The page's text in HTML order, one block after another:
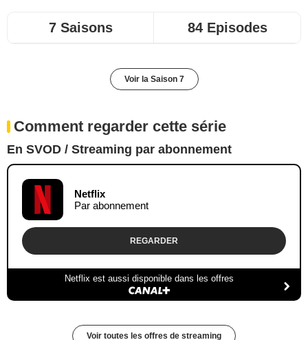
7 Saisons 84 Episodes
Voir la Saison 7
Comment regarder cette série
En SVOD / Streaming par abonnement
Netflix
Par abonnement
REGARDER
Netflix est aussi disponible dans les offres
Voir toutes les offres de streaming